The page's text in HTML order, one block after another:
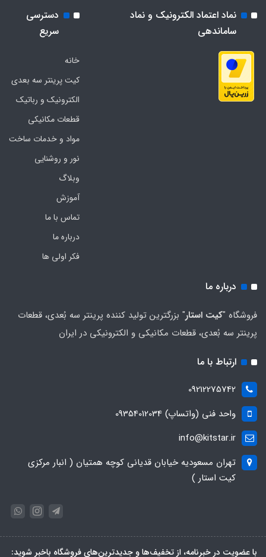
نماد اعتماد الکترونیک و نماد
ساماندهی
دسترسی
سریع
خانه
کیت پرینتر سه بعدی
الکترونیک و رباتیک
قطعات مکانیکی
مواد و خدمات ساخت
نور و روشنایی
وبلاگ
آموزش
تماس با ما
درباره ما
فکر اولی ها
درباره ما
فروشگاه "کیت استار" بزرگترین تولید کننده پرینتر سه بُعدی، قطعات
پرینتر سه بُعدی، قطعات مکانیکی و الکترونیکی در ایران
ارتباط با ما
09212275742
واحد فنی (واتساپ) 09354012034
info@kitstar.ir
تهران مسعودیه خیابان قدیانی کوچه همتیان ( انبار مرکزی
کیت استار )
با عضویت در خبرنامه، از تخفیف‌ها و جدیدترین‌های فروشگاه باخبر شوید: